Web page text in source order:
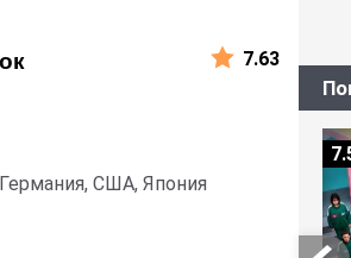
США, Япония
7.63